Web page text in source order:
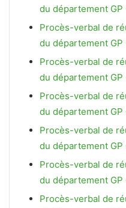
du département
Procès-verbal de
du département
Procès-verbal de
du département
Procès-verbal de
du département
Procès-verbal de
du département
Procès-verbal de
du département
Procès-verbal de